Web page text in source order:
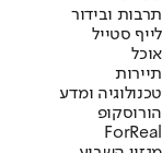
תרבות ובידור
לייף סטייל
אוכל
תיירות
טכנולוגיה ומדע
הורוסקופ
ForReal